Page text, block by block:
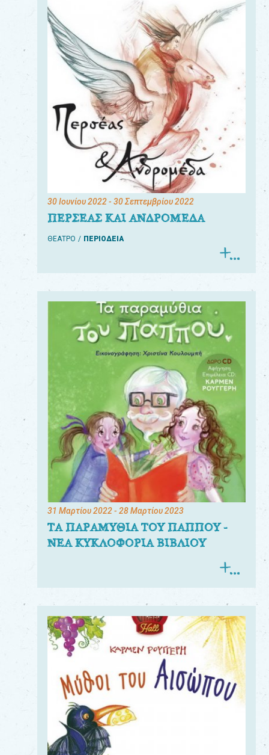
30 Ιουνίου 2022- 30 Σεπτεμβρίου 2022
ΠΕΡΣΕΑΣ ΚΑΙ ΑΝΔΡΟΜΕΔΑ
ΘΕΑΤΡΟ ΠΕΡΙΟΔΕΙΑ
31 Μαρτίου 2022- 28 Μαρτίου 2023
ΤΑ ΠΑΡΑΜΥΘΙΑ ΤΟΥ ΠΑΠΠΟΥ -
ΝΕΑ ΚΥΚΛΟΦΟΡΙΑ ΒΙΒΛΙΟΥ